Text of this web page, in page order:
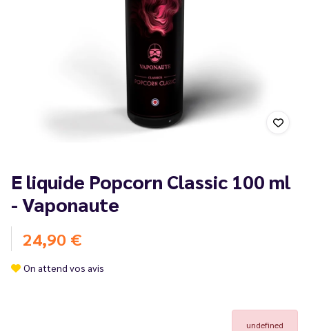
E liquide Popcorn Classic 100 ml
- Vaponaute
24,90 €
On attend vos avis
undefined